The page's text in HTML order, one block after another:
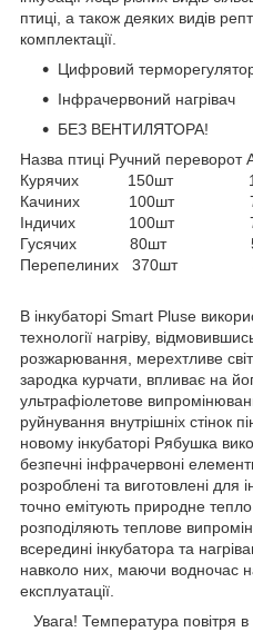
птиці, а також деяких видів
комплектації.
Цифровий
Інфрачервоний нагрівач
БЕЗ ВЕНТИЛЯТОРА!
Назва птиці Ручний переворот
Курячих 150шт
Качиних 100шт
Індичих 100шт
Гусячих 80шт
Перепелиних 370шт
В інкубаторі Smart Pluse
технології нагріву,
розжарювання, мерехтливе
зародка курчати, впливає на
ультрафіолетове
руйнування внутрішніх стінок
новому інкубаторі Рябушка
безпечні інфрачервоні
розроблені та виготовлені
точно емітують природне тепло
розподіляють теплове
всередині інкубатора та
навколо них, маючи водночас
експлуатації.
Увага! Температура повітря